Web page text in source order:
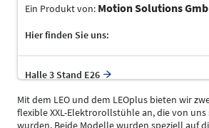
Ein Produkt von: Motion Solutions
Hier finden Sie uns:
Halle 3 Stand E26
Mit dem LEO und dem LEOplus bieten wir
flexible XXL-Elektrorollstühle an, die von
wurden. Beide Modelle wurden speziell auf